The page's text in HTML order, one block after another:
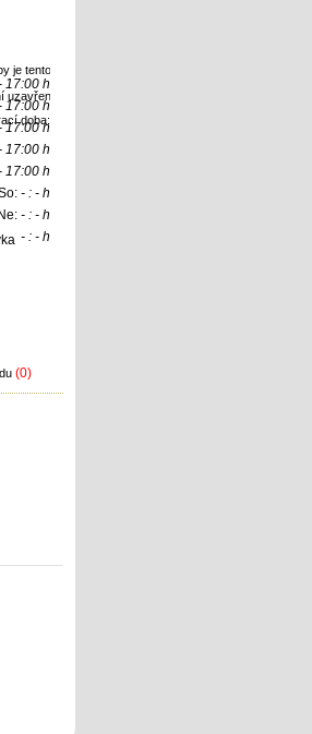
doba:
17:00 h
17:00 h
17:00 h
17:00 h
17:00 h
- : - h
Ne: - : - h
- : - h
(0)